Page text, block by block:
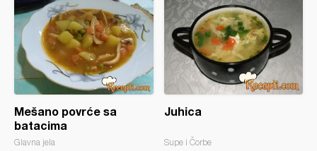
Mešano povrće sa
batacima
Glavna jela
Juhica
Supe i Čorbe